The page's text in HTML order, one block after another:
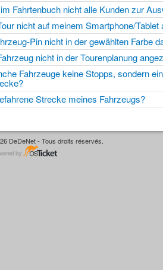
Fahrtenbuch nicht alle Kunden zur
nicht auf meinem Smartphone/Tablet
Pin nicht in der gewählten Farbe
nicht in der Tourenplanung
Fahrzeuge keine Stopps, sondern
Strecke meines Fahrzeugs?
DeDeNet - Tous droits réservés.